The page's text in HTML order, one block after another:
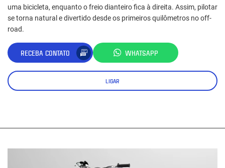
uma bicicleta, enquanto o freio dianteiro fica à direita. Assim, pilotar
se torna natural e divertido desde os primeiros quilômetros no off-
road.
RECEBA CONTATO WHATSAPP
LIGAR